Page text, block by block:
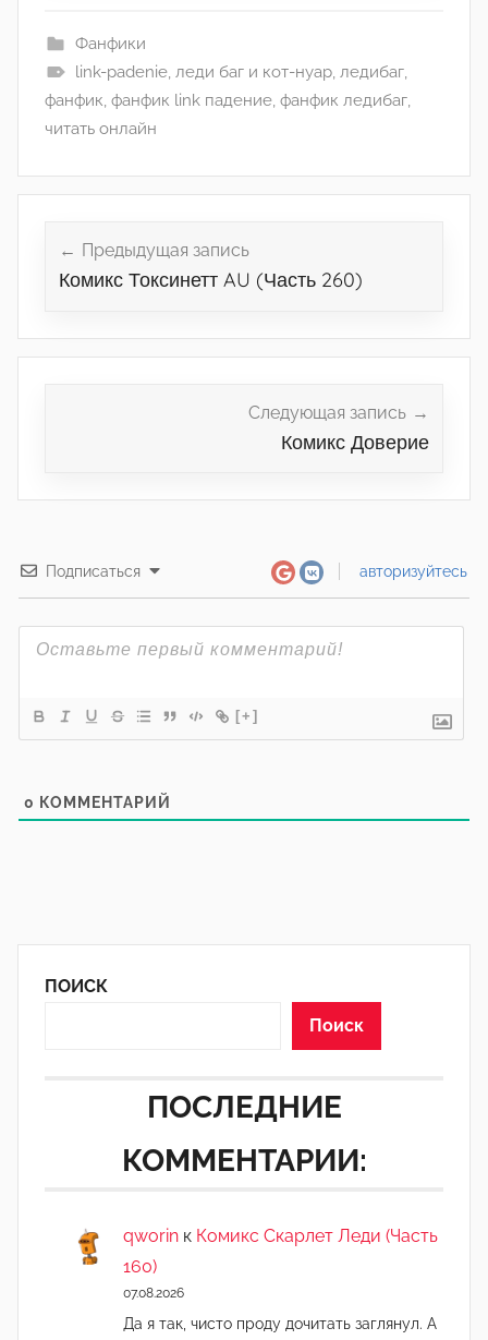
Фанфики
link-padenie, леди баг и кот-нуар, ледибаг,
фанфик, фанфик link падение, фанфик ледибаг,
читать онлайн
записям
Предыдущая запись
Комикс Токсинетт AU (Часть 260)
Следующая запись
Комикс Доверие
Подписаться авторизуйтесь
[+]
0 КОММЕНТАРИЙ
ПОИСК
Поиск
ПОСЛЕДНИЕ
КОММЕНТАРИИ:
qworin к Комикс Скарлет Леди (Часть
160)
07.08.2026
Да я так, чисто проду дочитать заглянул. А